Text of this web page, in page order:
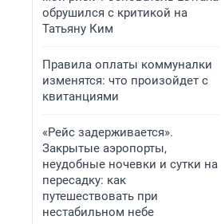
обрушился с критикой на
Татьяну Ким
Правила оплаты коммуналки
изменятся: что произойдет с
квитанциями
«Рейс задерживается».
Закрытые аэропорты,
неудобные ночевки и сутки на
пересадку: как
путешествовать при
нестабильном небе